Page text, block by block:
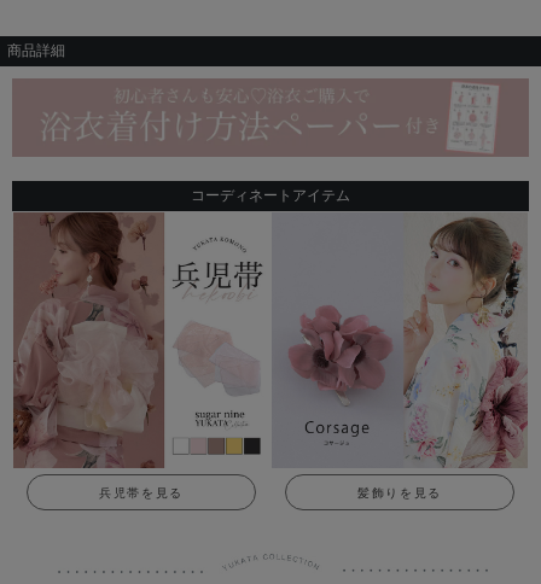
商品詳細
コーディネートアイテム
兵児帯を見る 髪飾りを見る